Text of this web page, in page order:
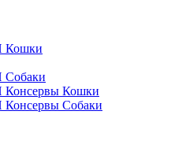
Кошки
Собаки
Консервы Кошки
Собаки